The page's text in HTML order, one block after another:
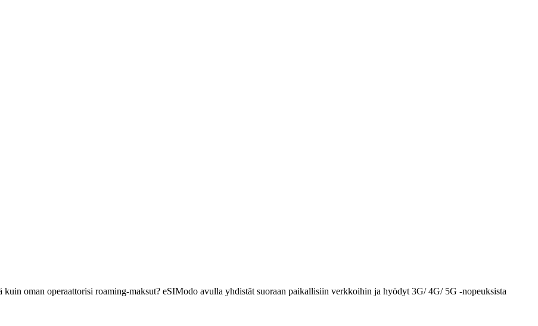
oman operaattorisi roaming-maksut? eSIModo avulla yhdistät suoraan paikallisiin verkkoihin ja hyödyt 3G/ 4G/ 5G -nopeuksista